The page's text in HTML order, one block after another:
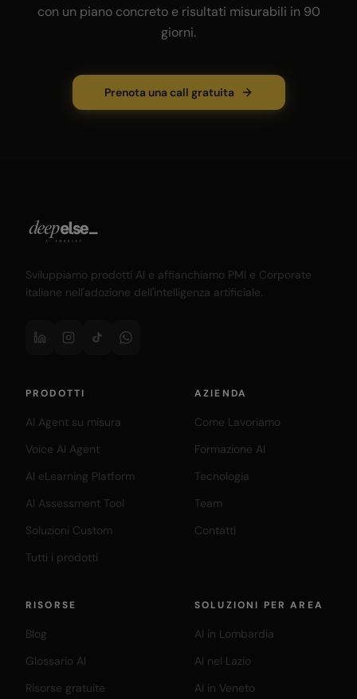
con un piano concreto e risultati misurabili in 90
giorni.
Prenota una call gratuita
Sviluppiamo prodotti AI e affianchiamo PMI e Corporate
italiane nell'adozione dell'intelligenza artificiale.
PRODOTTI
AI Agent su misura
Voice AI Agent
AI eLearning Platform
AI Assessment Tool
Soluzioni Custom
Tutti i prodotti
AZIENDA
Come Lavoriamo
Formazione AI
Tecnologia
Team
Contatti
RISORSE
Blog
Glossario AI
Risorse gratuite
SOLUZIONI PER AREA
AI in Lombardia
AI nel Lazio
AI in Veneto